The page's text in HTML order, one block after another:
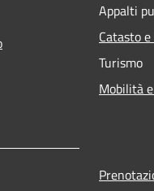
Appalti
Catasto
Turismo
Mobilità